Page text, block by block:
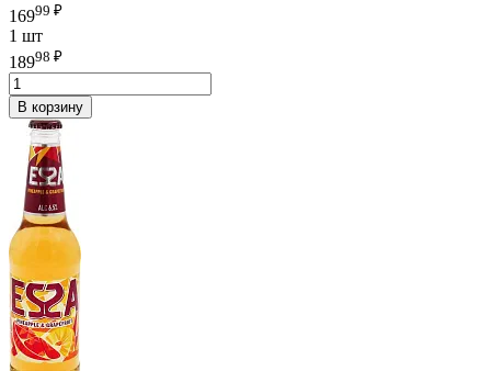
16999 ₽
1 шт
18998 ₽
В корзину